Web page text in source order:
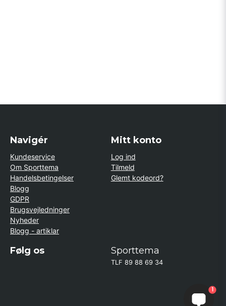
Navigér
Kundeservice
Om Sporttema
Handelsbetingelser
Blogg
GDPR
Brugsvejledninger
Nyheder
Blogg - artiklar
Mitt konto
Log ind
Tilmeld
Glemt kodeord?
Følg os Sporttema
TLF 89 88 69 34
1